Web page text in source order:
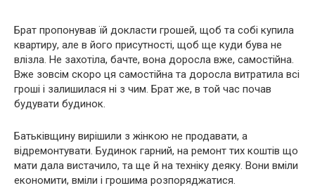
Брат пропонував їй докласти грошей, щоб та собі купила
квартиру, але в його присутності, щоб ще куди бува не
влізла. Не захотіла, бачте, вона доросла вже, самостійна.
Вже зовсім скоро ця самостійна та доросла витратила всі
гроші і залишилася ні з чим. Брат же, в той час почав
будувати будинок.
Батьківщину вирішили з жінкою не продавати, а
відремонтувати. Будинок гарний, на ремонт тих коштів що
мати дала вистачило, та ще й на техніку деяку. Вони вміли
економити, вміли і грошима розпоряджатися.